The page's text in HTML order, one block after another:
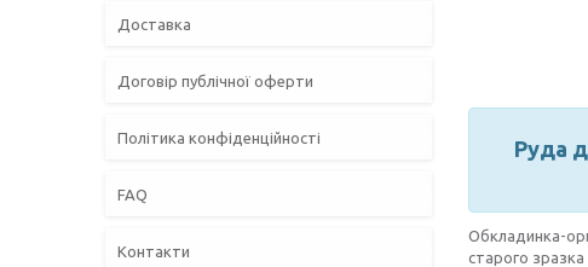
Руда
Обкладинка-
старого
Доставка
Договір публічної оферти
Політика конфіденційності
FAQ
Контакти